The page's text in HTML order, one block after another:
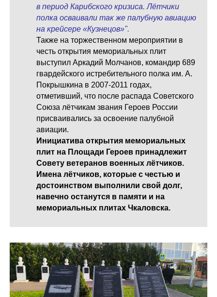
в период Карибского кризиса. Лётчики
полка осваивали так же палубную авиацию
на крейсере «Кузнецов»".
Также на торжественном мероприятии в
честь открытия мемориальных плит
выступил Аркадий Молчанов, командир 689
гвардейского истребительного полка им. А.
Покрышкина в 2007-2011 годах,
отметивший, что после распада Советского
Союза лётчикам звания Героев России
присваивались за освоение палубной
авиации.
Инициатива открытия мемориальных
плит на Площади Героев принадлежит
Совету ветеранов военных лётчиков.
Имена лётчиков, которые с честью и
достоинством выполнили свой долг,
навечно останутся в памяти и на
мемориальных плитах Чкаловска.